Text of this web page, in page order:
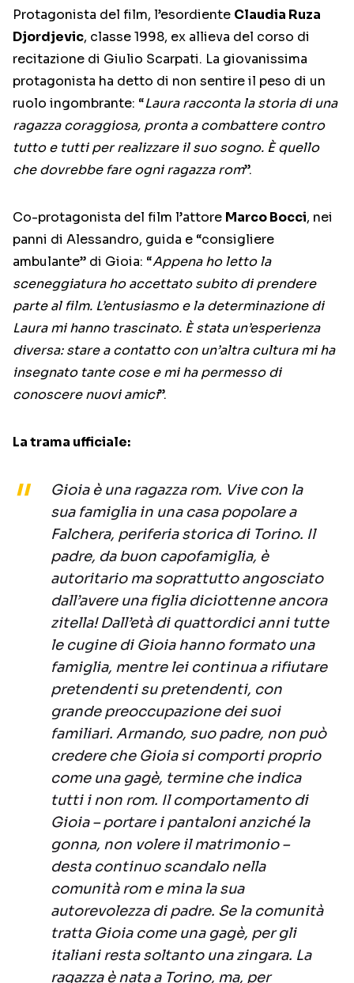
Protagonista del film, l’esordiente Claudia Ruza
Djordjevic, classe 1998, ex allieva del corso di
recitazione di Giulio Scarpati. La giovanissima
protagonista ha detto di non sentire il peso di un
ruolo ingombrante: “Laura racconta la storia di una
ragazza coraggiosa, pronta a combattere contro
tutto e tutti per realizzare il suo sogno. È quello
che dovrebbe fare ogni ragazza rom”.
Co-protagonista del film l’attore Marco Bocci, nei
panni di Alessandro, guida e “consigliere
ambulante” di Gioia: “Appena ho letto la
sceneggiatura ho accettato subito di prendere
parte al film. L’entusiasmo e la determinazione di
Laura mi hanno trascinato. È stata un’esperienza
diversa: stare a contatto con un’altra cultura mi ha
insegnato tante cose e mi ha permesso di
conoscere nuovi amici”.
La trama ufficiale:
Gioia è una ragazza rom. Vive con la
sua famiglia in una casa popolare a
Falchera, periferia storica di Torino. Il
padre, da buon capofamiglia, è
autoritario ma soprattutto angosciato
dall’avere una figlia diciottenne ancora
zitella! Dall’età di quattordici anni tutte
le cugine di Gioia hanno formato una
famiglia, mentre lei continua a rifiutare
pretendenti su pretendenti, con
grande preoccupazione dei suoi
familiari. Armando, suo padre, non può
credere che Gioia si comporti proprio
come una gagè, termine che indica
tutti i non rom. Il comportamento di
Gioia – portare i pantaloni anziché la
gonna, non volere il matrimonio –
desta continuo scandalo nella
comunità rom e mina la sua
autorevolezza di padre. Se la comunità
tratta Gioia come una gagè, per gli
italiani resta soltanto una zingara. La
ragazza è nata a Torino, ma, per